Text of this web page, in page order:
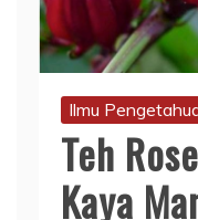
Ilmu
Teh
Kaya